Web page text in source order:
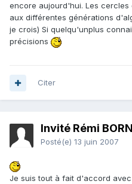
encore aujourd'hui. Les
aux différentes générations
je crois) Si quelqu'unplus
précisions
Citer
Invité Rémi
Posté(e) 13 juin 2007
Je suis tout à fait d'accord